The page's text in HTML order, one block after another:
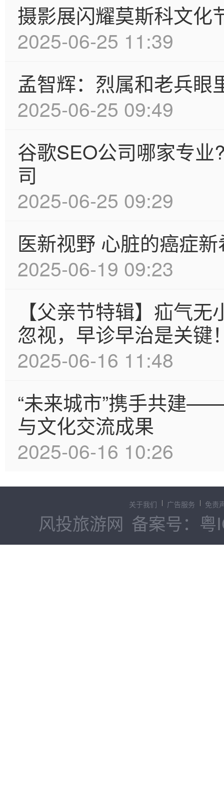
摄影展闪耀莫斯科文化
2025-06-25 11:39
孟智辉：烈属和老兵眼
2025-06-25 09:49
谷歌SEO公司哪家专
司
2025-06-25 09:29
医新视野 心脏的癌症
2025-06-19 09:23
【父亲节特辑】疝气
忽视，早诊早治是关键
2025-06-16 11:48
“未来城市”携手共建
与文化交流成果
2025-06-16 10:26
关于我们 广告服务 免责
风投旅游网 备案号：粤